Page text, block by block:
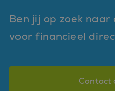
Ben jij op zoek
voor financieel
Contact